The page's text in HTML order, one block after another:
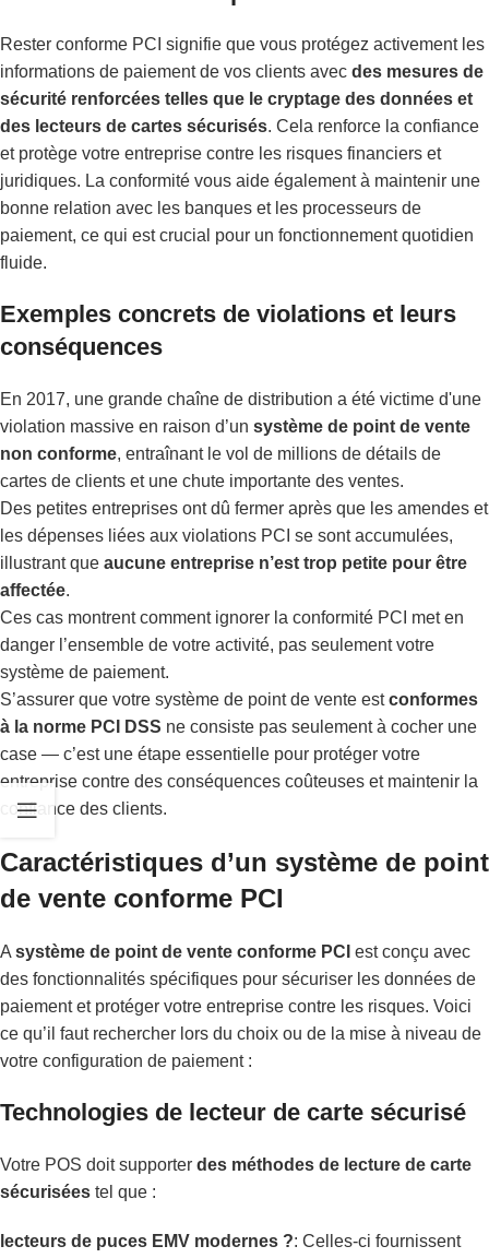
Rester conforme PCI signifie que vous protégez activement les
informations de paiement de vos clients avec des mesures de
sécurité renforcées telles que le cryptage des données et
des lecteurs de cartes sécurisés. Cela renforce la confiance
et protège votre entreprise contre les risques financiers et
juridiques. La conformité vous aide également à maintenir une
bonne relation avec les banques et les processeurs de
paiement, ce qui est crucial pour un fonctionnement quotidien
fluide.
Exemples concrets de violations et leurs
conséquences
En 2017, une grande chaîne de distribution a été victime d'une
violation massive en raison d’un système de point de vente
non conforme, entraînant le vol de millions de détails de
cartes de clients et une chute importante des ventes.
Des petites entreprises ont dû fermer après que les amendes et
les dépenses liées aux violations PCI se sont accumulées,
illustrant que aucune entreprise n’est trop petite pour être
affectée.
Ces cas montrent comment ignorer la conformité PCI met en
danger l’ensemble de votre activité, pas seulement votre
système de paiement.
S’assurer que votre système de point de vente estconformes
à la norme PCI DSS ne consiste pas seulement à cocher une
case — c’est une étape essentielle pour protéger votre
entreprise contre des conséquences coûteuses et maintenir la
confiance des clients.
Caractéristiques d’un système de point
de vente conforme PCI
A système de point de vente conforme PCI est conçu avec
des fonctionnalités spécifiques pour sécuriser les données de
paiement et protéger votre entreprise contre les risques. Voici
ce qu’il faut rechercher lors du choix ou de la mise à niveau de
votre configuration de paiement :
Technologies de lecteur de carte sécurisé
Votre POS doit supporter des méthodes de lecture de carte
sécurisées tel que :
lecteurs de puces EMV modernes ?: Celles-ci fournissent